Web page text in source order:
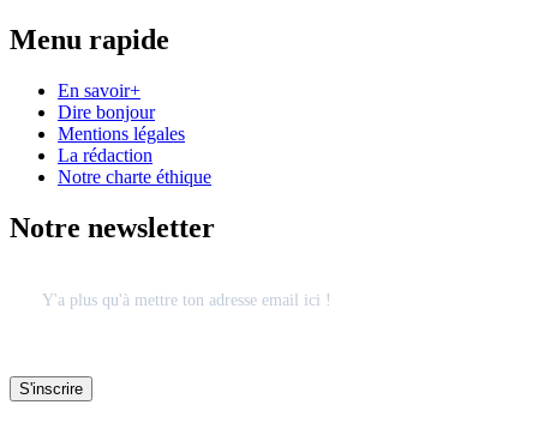
Menu rapide
En savoir+
Dire bonjour
Mentions légales
La rédaction
Notre charte éthique
Notre newsletter